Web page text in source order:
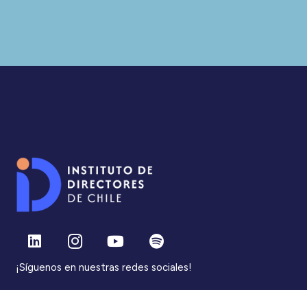
¡Síguenos en nuestras redes sociales!